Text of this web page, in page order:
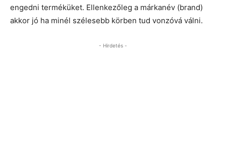
engedni terméküket. Ellenkezőleg a márkanév (brand)
akkor jó ha minél szélesebb körben tud vonzóvá válni.
- Hirdetés -